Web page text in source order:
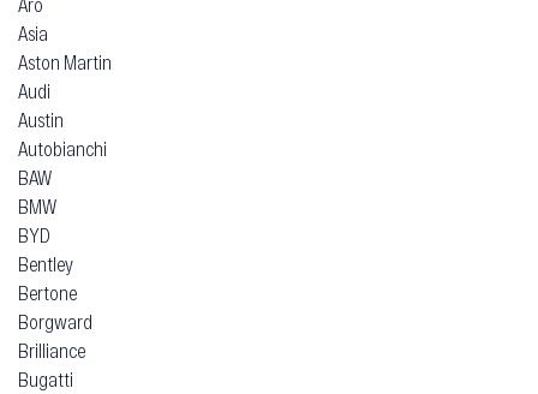
Asia
Aston Martin
Audi
Austin
Autobianchi
BAW
BMW
BYD
Bentley
Bertone
Borgward
Brilliance
Bugatti